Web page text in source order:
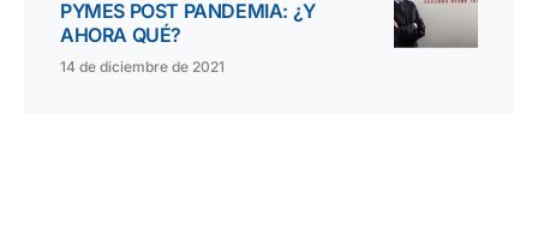
PYMES POST PANDEMIA: ¿Y
AHORA QUÉ?
14 de diciembre de 2021